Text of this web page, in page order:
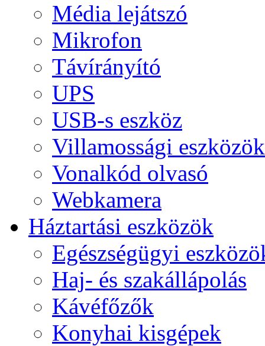
Média lejátszó
Mikrofon
Távírányító
UPS
USB-s eszköz
Villamossági eszközök
Vonalkód olvasó
Webkamera
Háztartási eszközök
Egészségügyi
Haj- és szakállápolás
Kávéfőzők
Konyhai kisgépek